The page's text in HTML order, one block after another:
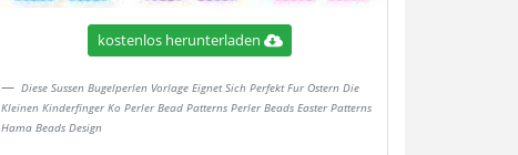
kostenlos herunterladen
Diese Sussen Bugelperlen Vorlage Eignet Sich Perfekt Fur Ostern Die
Kleinen Kinderfinger Ko Perler Bead Patterns Perler Beads Easter Patterns
Hama Beads Design